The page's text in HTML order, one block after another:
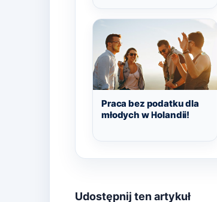
Praca bez podatku dla
młodych w Holandii!
Udostępnij ten artykuł